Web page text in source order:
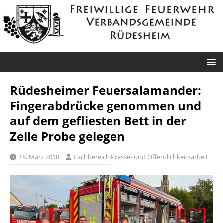
Rüdesheimer Feuersalamander:
Fingerabdrücke genommen und
auf dem gefliesten Bett in der
Zelle Probe gelegen
18. März 2018 Fachbereich Presse- und Öffentlichkeitsarbeit
Roxheim: Unklare
Rauchentwicklung
Sprendlingen: Überörtliche Hilfe bei
Industriebrand in Sprendlingen